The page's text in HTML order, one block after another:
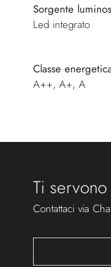
Sorgente
Led integrato
Classe
A++, A+, A
Ti
Contattaci via